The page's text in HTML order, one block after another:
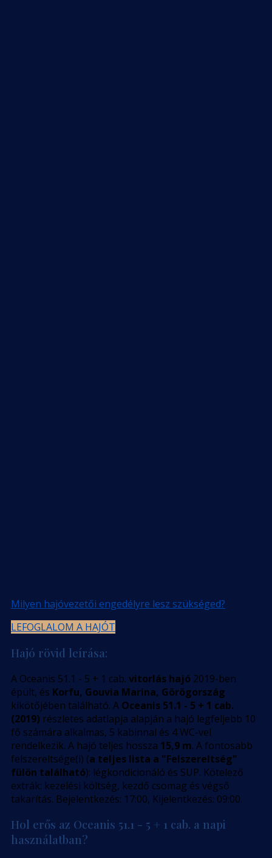
Milyen hajóvezetői engedélyre lesz szükséged?
LEFOGLALOM A HAJÓT
Hajó rövid leírása:
A Oceanis 51.1 - 5 + 1 cab. vitorlás hajó 2019-ben
épült, és Korfu, Gouvia Marina, Görögország
kikötőjében található. A Oceanis 51.1 - 5 + 1 cab.
(2019) részletes adatlapja alapján a hajó legfeljebb 10
fő számára alkalmas, 5 kabinnal és 4 WC-vel
rendelkezik. A hajó teljes hossza 15,9 m. A fontosabb
felszereltsége(i) (a teljes lista a "Felszereltség"
fülön található): légkondicionáló és SUP. Kötelező
extrák: kezelési költség, kezdő csomag és végső
takarítás. Bejelentkezés: 17:00, Kijelentkezés: 09:00.
Hol erős az Oceanis 51.1 - 5 + 1 cab. a napi
használatban?